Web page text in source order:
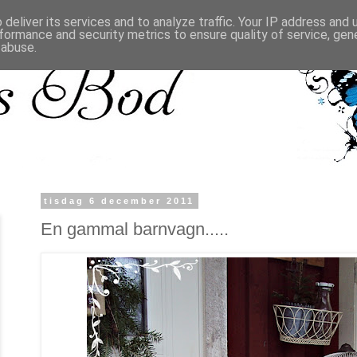
tisdag 6 december 2011
En gammal barnvagn.....
its services and to analyze traffic. Your IP address and
and security metrics to ensure quality of service,